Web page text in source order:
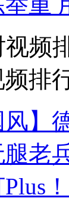
视频
排
风】
老